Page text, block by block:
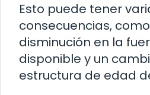
Esto puede tener
consecuencias,
disminución en la
disponible y un
estructura de edad